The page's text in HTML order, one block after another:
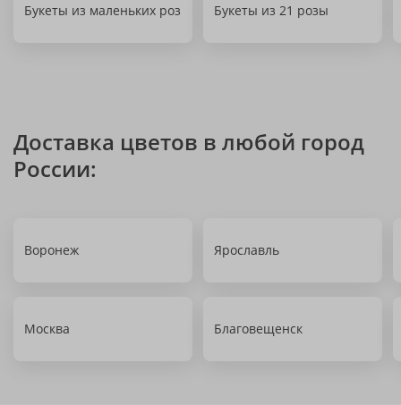
Букеты из маленьких роз Букеты из 21 розы
Доставка цветов в любой город
России:
Воронеж Ярославль
Москва Благовещенск